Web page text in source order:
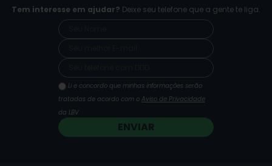
o
o
g
r
m
b
e
Tem interesse em ajudar? Deixe seu telefone que a gente te liga.
Li e concordo que minhas informações serão
tratadas de acordo com o Aviso de Privacidade
da LBV
ENVIAR